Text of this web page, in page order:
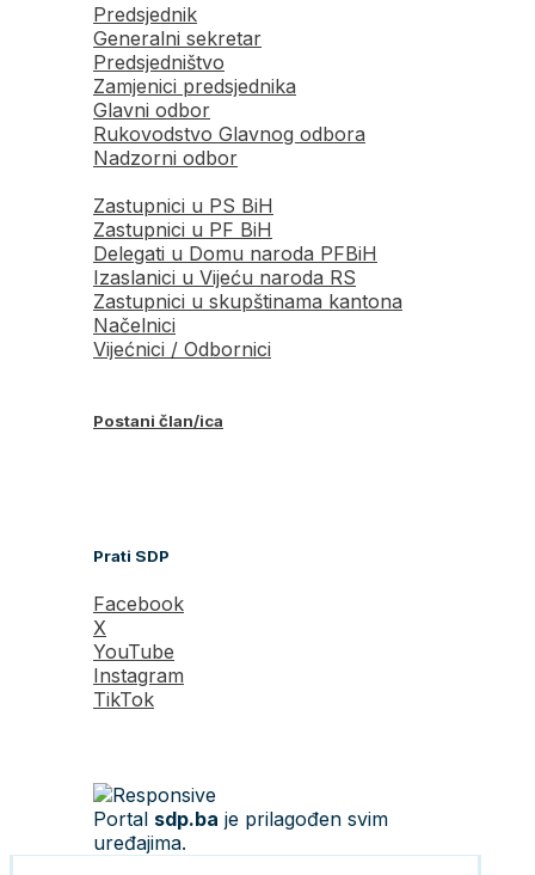
Predsjednik
Generalni sekretar
Predsjedništvo
Zamjenici predsjednika
Glavni odbor
Rukovodstvo Glavnog odbora
Nadzorni odbor
Zastupnici u PS BiH
Zastupnici u PF BiH
Delegati u Domu naroda PFBiH
Izaslanici u Vijeću naroda RS
Zastupnici u skupštinama kantona
Načelnici
Vijećnici / Odbornici
Postani član/ica
Prati SDP
Facebook
X
YouTube
Instagram
TikTok
Portal sdp.ba je prilagođen svim
uređajima.